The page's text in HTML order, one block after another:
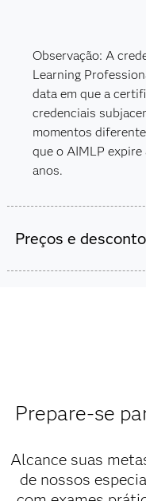
Observação: A
Learning
data em que a
credenciais
momentos
que o AIMLP
anos.
Preços e
Prepare-se
Alcance suas
de nossos